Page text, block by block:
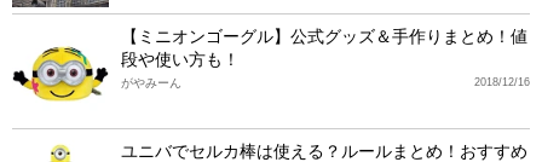
【ミニオンゴーグル】公式グッズ＆手作りまとめ！値
段や使い方も！
2018/12/16
がやみーん
ユニバでセルカ棒は使える？ルールまとめ！おすすめ